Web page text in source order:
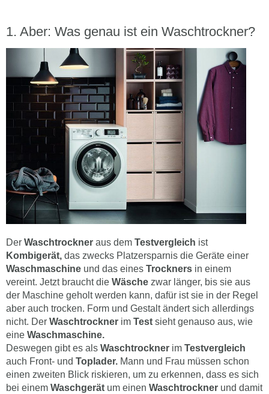
Aber: Was genau ist ein Waschtrockner?
Der Waschtrockner aus dem Testvergleich ist
Kombigerät, das zwecks Platzersparnis die Geräte einer
Waschmaschine und das eines Trockners in einem
vereint. Jetzt braucht die Wäsche zwar länger, bis sie aus
der Maschine geholt werden kann, dafür ist sie in der Regel
aber auch trocken. Form und Gestalt ändert sich allerdings
nicht. Der Waschtrockner im Test sieht genauso aus, wie
eine Waschmaschine.
Deswegen gibt es als Waschtrockner im Testvergleich
auch Front- und Toplader. Mann und Frau müssen schon
einen zweiten Blick riskieren, um zu erkennen, dass es sich
bei einem Waschgerät um einen Waschtrockner und damit